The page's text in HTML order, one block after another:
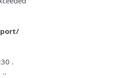
.
..